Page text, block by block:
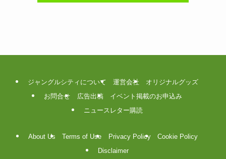
ジャングルシティについて 運営会社
オリジナルグッズ
お問合せ
広告出稿
イベント掲載のお申込み
ニュースレター購読
About Us Terms of Use Privacy Policy
Cookie Policy
Disclaimer